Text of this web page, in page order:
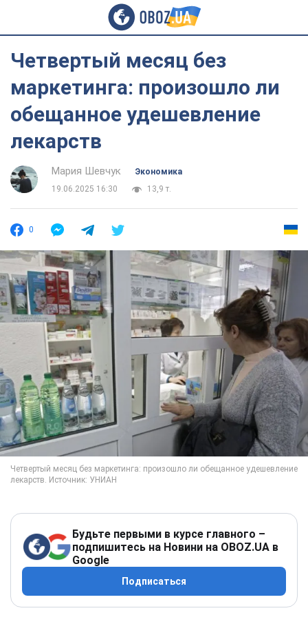
Четвертый месяц без
маркетинга: произошло ли
обещанное удешевление
лекарств
Мария Шевчук
Экономика
19.06.2025 16:30
13,9 т.
0
Будьте первыми в курсе главного –
подпишитесь на Новини на OBOZ.UA в
Google
Подписаться